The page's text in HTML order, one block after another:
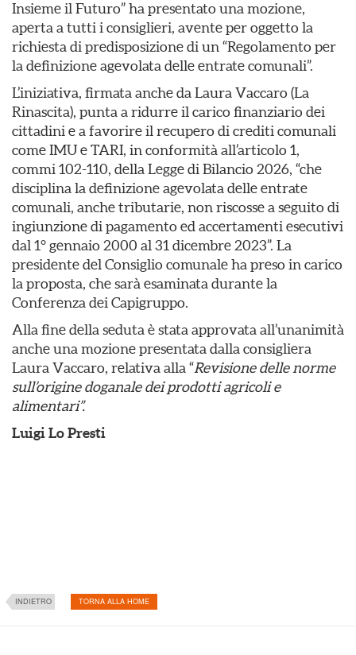
Insieme il Futuro” ha presentato una mozione,
aperta a tutti i consiglieri, avente per oggetto la
richiesta di predisposizione di un “Regolamento per
la definizione agevolata delle entrate comunali”.
L’iniziativa, firmata anche da Laura Vaccaro (La
Rinascita), punta a ridurre il carico finanziario dei
cittadini e a favorire il recupero di crediti comunali
come IMU e TARI, in conformità all’articolo 1,
commi 102-110, della Legge di Bilancio 2026, “che
disciplina la definizione agevolata delle entrate
comunali, anche tributarie, non riscosse a seguito di
ingiunzione di pagamento ed accertamenti esecutivi
dal 1° gennaio 2000 al 31 dicembre 2023”. La
presidente del Consiglio comunale ha preso in carico
la proposta, che sarà esaminata durante la
Conferenza dei Capigruppo.
Alla fine della seduta è stata approvata all’unanimità
anche una mozione presentata dalla consigliera
Laura Vaccaro, relativa alla “Revisione delle norme
sull’origine doganale dei prodotti agricoli e
alimentari”.
Luigi Lo Presti
INDIETRO TORNA ALLA HOME